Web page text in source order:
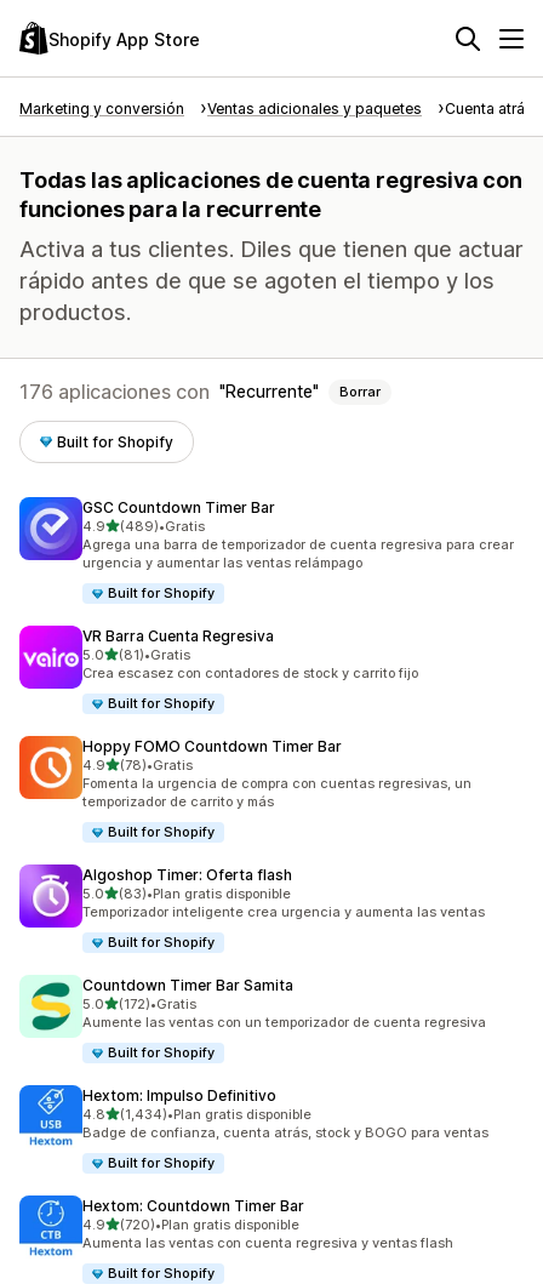
Shopify App Store
Marketing y conversión Ventas adicionales y paquetes Cuenta atrás
Todas las aplicaciones de cuenta regresiva con
funciones para la recurrente
Activa a tus clientes. Diles que tienen que actuar
rápido antes de que se agoten el tiempo y los
productos.
176 aplicaciones con Recurrente Borrar
Built for Shopify
GSC Countdown Timer Bar
4.9de 5 estrellas
(489)
489 reseñas en total
•Gratis
Agrega una barra de temporizador de cuenta regresiva para crear
urgencia y aumentar las ventas relámpago
Built for Shopify
VR Barra Cuenta Regresiva
5.0de 5 estrellas
(81)
81 reseñas en total
•Gratis
Crea escasez con contadores de stock y carrito fijo
Built for Shopify
Hoppy FOMO Countdown Timer Bar
4.9de 5 estrellas
(78)
78 reseñas en total
•Gratis
Fomenta la urgencia de compra con cuentas regresivas, un
temporizador de carrito y más
Built for Shopify
Algoshop Timer: Oferta flash
5.0de 5 estrellas
(83)
83 reseñas en total
•Plan gratis disponible
Temporizador inteligente crea urgencia y aumenta las ventas
Built for Shopify
Countdown Timer Bar Samita
5.0de 5 estrellas
(172)
172 reseñas en total
•Gratis
Aumente las ventas con un temporizador de cuenta regresiva
Built for Shopify
Hextom: Impulso Definitivo
4.8de 5 estrellas
(1,434)
1434 reseñas en total
•Plan gratis disponible
Badge de confianza, cuenta atrás, stock y BOGO para ventas
Built for Shopify
Hextom: Countdown Timer Bar
4.9de 5 estrellas
(720)
720 reseñas en total
•Plan gratis disponible
Aumenta las ventas con cuenta regresiva y ventas flash
Built for Shopify